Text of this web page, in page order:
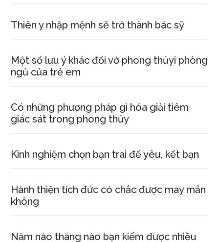
Thiên y nhập mệnh sẽ trở thành bác sỹ
Một số lưu ý khác đối vớ phong thủyi phòng
ngủ của trẻ em
Có những phương pháp gì hóa giải tiêm
giác sát trong phong thủy
Kinh nghiệm chọn bạn trai để yêu, kết bạn
Hành thiện tích đức có chắc được may mắn
không
Năm nào tháng nào bạn kiếm được nhiều